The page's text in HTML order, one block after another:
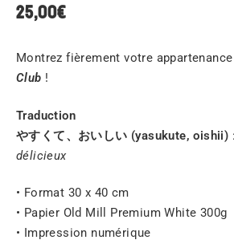
25,00€
Montrez fièrement votre
Club !
Traduction
やすくて、おいしい (yasukute, oishii)
délicieux
• Format 30 x 40 cm
• Papier Old Mill Premium White 300g
• Impression numérique